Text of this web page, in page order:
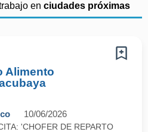
en ciudades próximas
Alimento
10/06/2026
'CHOFER DE REPARTO